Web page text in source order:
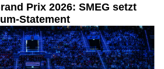
Prix 2026: SMEG setzt
Statement